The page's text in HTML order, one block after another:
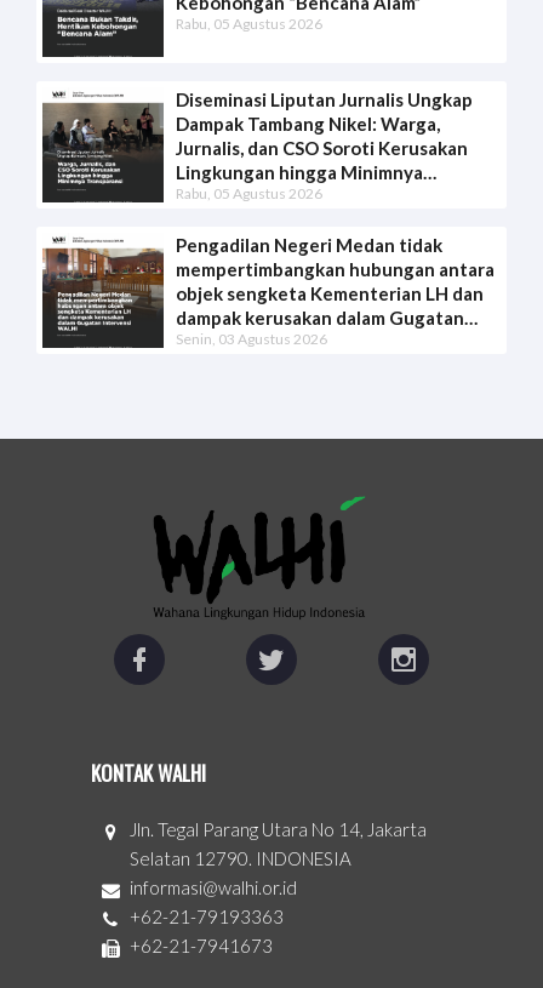
Rabu, 05 Agustus 2026
Diseminasi Liputan Jurnalis Ungkap
Dampak Tambang Nikel: Warga,
Jurnalis, dan CSO Soroti Kerusakan
Lingkungan hingga Minimnya
Transparansi
Rabu, 05 Agustus 2026
Pengadilan Negeri Medan tidak
mempertimbangkan hubungan antara
objek sengketa Kementerian LH dan
dampak kerusakan dalam Gugatan
Intervensi WALHI
Senin, 03 Agustus 2026
KONTAK WALHI
Jln. Tegal Parang Utara No 14, Jakarta
Selatan 12790. INDONESIA
informasi@walhi.or.id
+62-21-79193363
+62-21-7941673